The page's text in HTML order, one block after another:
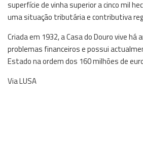
superfície de vinha superior a cinco mil
uma situação tributária e contributiva
Criada em 1932, a Casa do Douro vive há
problemas financeiros e possui
Estado na ordem dos 160 milhões de
Via LUSA